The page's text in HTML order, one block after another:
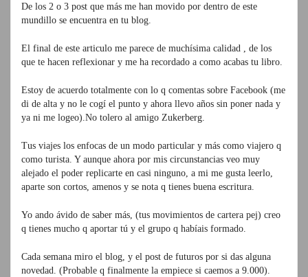
De los 2 o 3 post que más me han movido por dentro de este
mundillo se encuentra en tu blog.
El final de este articulo me parece de muchísima calidad , de los
que te hacen reflexionar y me ha recordado a como acabas tu libro.
Estoy de acuerdo totalmente con lo q comentas sobre Facebook (me
di de alta y no le cogí el punto y ahora llevo años sin poner nada y
ya ni me logeo).No tolero al amigo Zukerberg.
Tus viajes los enfocas de un modo particular y más como viajero q
como turista. Y aunque ahora por mis circunstancias veo muy
alejado el poder replicarte en casi ninguno, a mi me gusta leerlo,
aparte son cortos, amenos y se nota q tienes buena escritura.
Yo ando ávido de saber más, (tus movimientos de cartera pej) creo
q tienes mucho q aportar tú y el grupo q habíais formado.
Cada semana miro el blog, y el post de futuros por si das alguna
novedad. (Probable q finalmente la empiece si caemos a 9.000).